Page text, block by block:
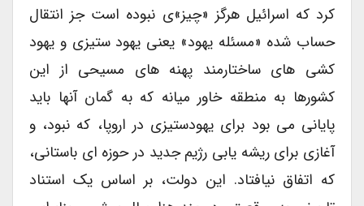
کرد که اسرائیل هرگز «چیز»ی نبوده است جز انتقال
حساب شده «مسئله یهود» یعنی یهود ستیزی و یهود
کشی های ساختارمند پهنه های مسیحی از این
کشورها به منطقه خاور میانه که به گمان آنها باید
پایانی می بود برای یهودستیزی در اروپا، که نبود، و
آغازی برای ریشه یابی رژیم جدید در حوزه ای باستانی،
که اتفاق نیافتاد. این دولت، بر اساس یک استناد